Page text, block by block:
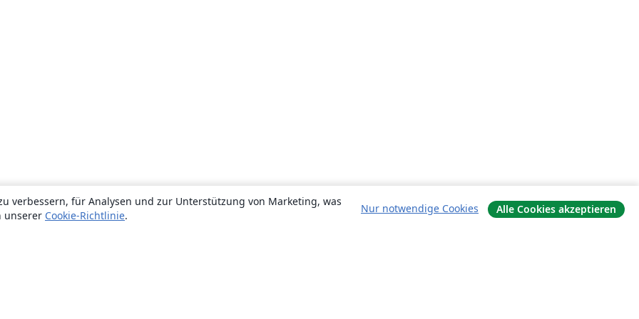
verbessern, für Analysen und zur Unterstützung von Marketing, was
unserer Cookie-Richtlinie.
Nur notwendige Cookies Alle Cookies akzeptieren